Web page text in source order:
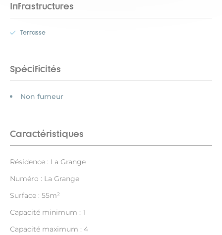
Infrastructures
Terrasse
Spécificités
Non fumeur
Caractéristiques
Résidence : La Grange
Numéro : La Grange
Surface : 55m²
Capacité minimum : 1
Capacité maximum : 4